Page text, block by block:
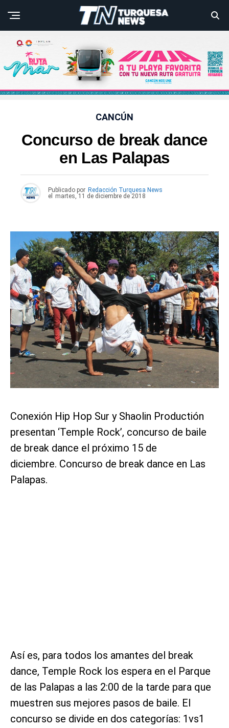
CANCÚN
Concurso de break dance
en Las Palapas
Publicado por Redacción Turquesa News
el
martes, 11 de diciembre de 2018
Conexión Hip Hop Sur y Shaolin Productión
presentan ‘Temple Rock’, concurso de baile
de break dance el próximo 15 de
diciembre. Concurso de break dance en Las
Palapas.
Así es, para todos los amantes del break
dance, Temple Rock los espera en el Parque
de las Palapas a las 2:00 de la tarde para que
muestren sus mejores pasos de baile. El
concurso se divide en dos categorías: 1vs1